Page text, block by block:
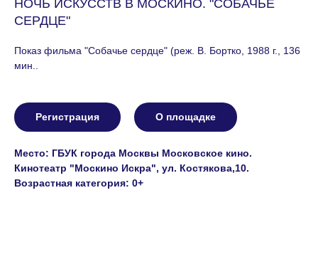
НОЧЬ ИСКУССТВ В МОСКИНО. "СОБАЧЬЕ
СЕРДЦЕ"
Показ фильма "Собачье сердце" (реж. В. Бортко, 1988 г., 136
мин..
Регистрация О площадке
Место: ГБУК города Москвы Московское кино.
Кинотеатр "Москино Искра", ул. Костякова,10.
Возрастная категория: 0+